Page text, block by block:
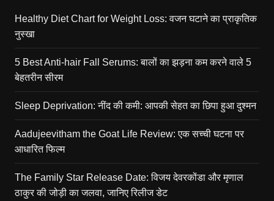
Healthy Diet Chart for Weight Loss: वजन घटाने का प्राकृतिक
नुस्खा
5 Best Anti-hair Fall Serums: बालों का झड़ना कम करने वाले 5
बेहतरीन सीरम
Sleep Deprivation: नींद की कमी: आपकी सेहत का छिपा हुआ दुश्मन
Aadujeevitham the Goat Life Review: एक सच्ची घटना पर
आधारित फिल्म
The Family Star Release Date: विजय देवरकोंडा और मृणाल
ठाकुर की जोड़ी का जलवा, जानिए रिलीज डेट